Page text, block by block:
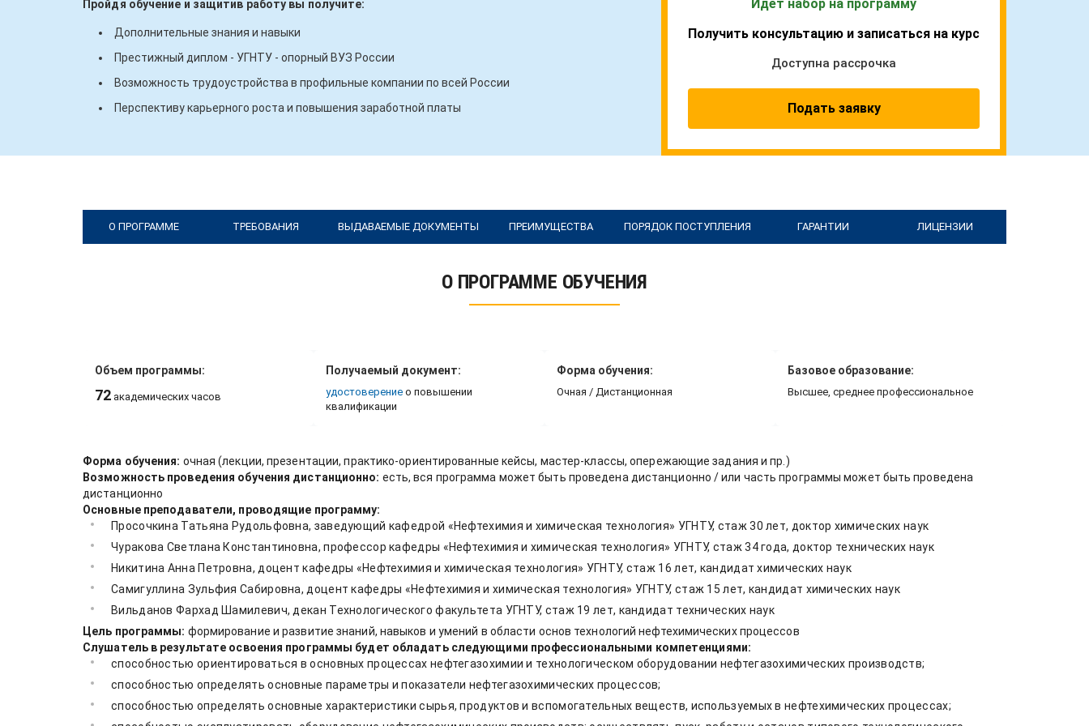
Пройдя обучение и защитив работу вы получите:
Дополнительные знания и навыки
Престижный диплом - УГНТУ - опорный ВУЗ России
Возможность трудоустройства в профильные компании по всей России
Перспективу карьерного роста и повышения заработной платы
Идет набор на программу
Получить консультацию и записаться на курс
Доступна рассрочка
Подать заявку
О ПРОГРАММЕ ТРЕБОВАНИЯ ВЫДАВАЕМЫЕ ДОКУМЕНТЫ ПРЕИМУЩЕСТВА ПОРЯДОК ПОСТУПЛЕНИЯ ГАРАНТИИ ЛИЦЕНЗИИ
О ПРОГРАММЕ ОБУЧЕНИЯ
Объем программы:
72 академических часов
Получаемый документ:
удостоверение о повышении
квалификации
Форма обучения:
Очная / Дистанционная
Базовое образование:
Высшее, среднее профессиональное
Форма обучения: очная (лекции, презентации, практико-ориентированные кейсы, мастер-классы, опережающие задания и пр.)
Возможность проведения обучения дистанционно: есть, вся программа может быть проведена дистанционно / или часть программы может быть проведена
дистанционно
Основные преподаватели, проводящие программу:
Просочкина Татьяна Рудольфовна, заведующий кафедрой «Нефтехимия и химическая технология» УГНТУ, стаж 30 лет, доктор химических наук
Чуракова Светлана Константиновна, профессор кафедры «Нефтехимия и химическая технология» УГНТУ, стаж 34 года, доктор технических наук
Никитина Анна Петровна, доцент кафедры «Нефтехимия и химическая технология» УГНТУ, стаж 16 лет, кандидат химических наук
Самигуллина Зульфия Сабировна, доцент кафедры «Нефтехимия и химическая технология» УГНТУ, стаж 15 лет, кандидат химических наук
Вильданов Фархад Шамилевич, декан Технологического факультета УГНТУ, стаж 19 лет, кандидат технических наук
Цель программы: формирование и развитие знаний, навыков и умений в области основ технологий нефтехимических процессов
Слушатель в результате освоения программы будет обладать следующими профессиональными компетенциями:
способностью ориентироваться в основных процессах нефтегазохимии и технологическом оборудовании нефтегазохимических производств;
способностью определять основные параметры и показатели нефтегазохимических процессов;
способностью определять основные характеристики сырья, продуктов и вспомогательных веществ, используемых в нефтехимических процессах;